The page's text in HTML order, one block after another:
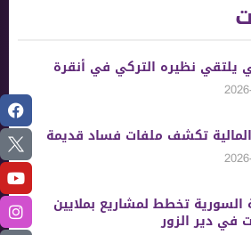
يلتقي نظيره التركي في أنقرة
المالية تكشف ملفات فساد قديمة
السورية تخطط لمشاريع بملايين
في دير الزور